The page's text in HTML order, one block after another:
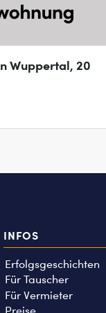
Wuppertal, 20
INFOS
Erfolgsgeschichten
Für Tauscher
Für Vermieter